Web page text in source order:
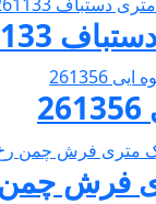
261133
چمن رخ